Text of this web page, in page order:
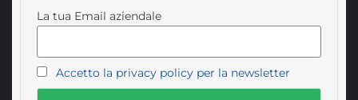
La tua Email aziendale
Accetto la privacy policy per la newsletter